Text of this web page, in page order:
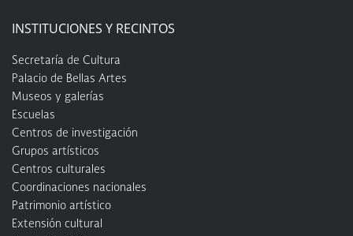
INSTITUCIONES Y RECINTOS
Secretaría de Cultura
Palacio de Bellas Artes
Museos y galerías
Escuelas
Centros de investigación
Grupos artísticos
Centros culturales
Coordinaciones nacionales
Patrimonio artístico
Extensión cultural